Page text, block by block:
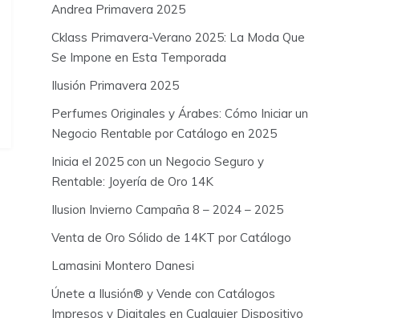
Andrea Primavera 2025
Cklass Primavera-Verano 2025: La Moda Que
Se Impone en Esta Temporada
Ilusión Primavera 2025
Perfumes Originales y Árabes: Cómo Iniciar un
Negocio Rentable por Catálogo en 2025
Inicia el 2025 con un Negocio Seguro y
Rentable: Joyería de Oro 14K
Ilusion Invierno Campaña 8 – 2024 – 2025
Venta de Oro Sólido de 14KT por Catálogo
Lamasini Montero Danesi
Únete a Ilusión® y Vende con Catálogos
Impresos y Digitales en Cualquier Dispositivo